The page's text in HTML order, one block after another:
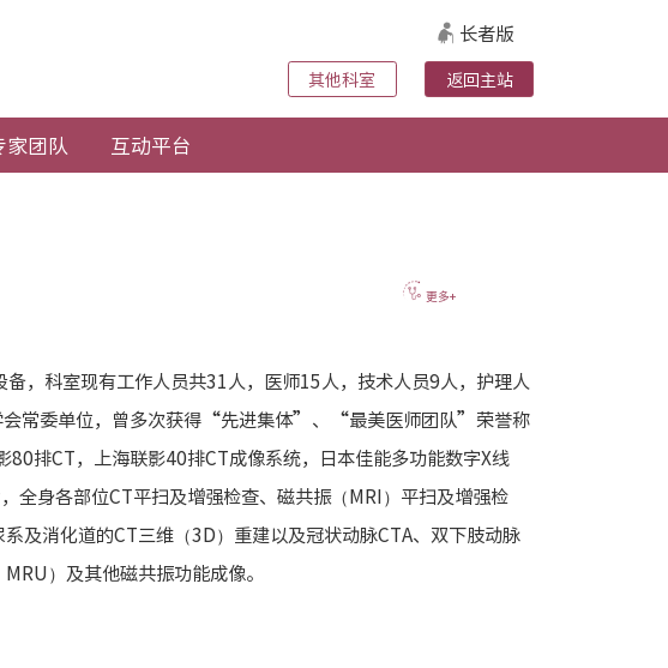
长者版
其他科室 返回主站
家团队 互动平台
更多+
，科室现有工作人员共31人，医师15人，技术人员9人，护理人
会常委单位，曾多次获得“先进集体”、“最美医师团队”荣誉称
排CT，上海联影40排CT成像系统，日本佳能多功能数字X线
全身各部位CT平扫及增强检查、磁共振（MRI）平扫及增强检
及消化道的CT三维（3D）重建以及冠状动脉CTA、双下肢动脉
）及其他磁共振功能成像。